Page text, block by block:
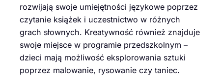
rozwijają swoje umiejętności językowe poprzez
czytanie książek i uczestnictwo w różnych
grach słownych. Kreatywność również znajduje
swoje miejsce w programie przedszkolnym –
dzieci mają możliwość eksplorowania sztuki
poprzez malowanie, rysowanie czy taniec.